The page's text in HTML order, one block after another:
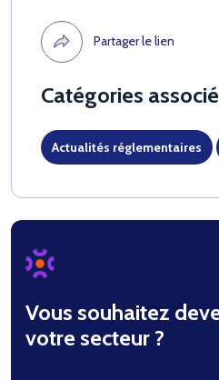
Partager le lien
Catégories
Actualités réglementaires
Vous souhaitez
votre secteur ?